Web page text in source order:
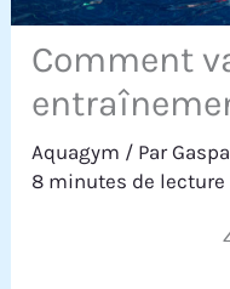
Comment
Aquagym / Par
8 minutes de lecture